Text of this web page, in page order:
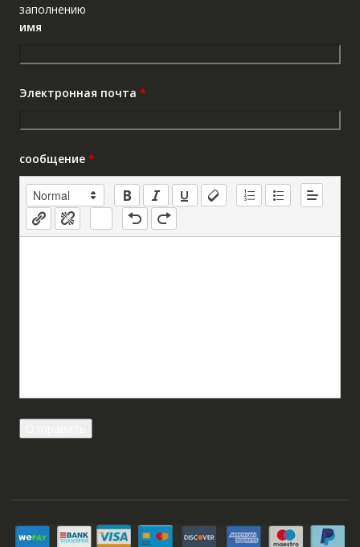
заполнению
имя
Электронная почта *
сообщение *